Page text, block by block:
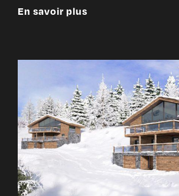
En savoir plus